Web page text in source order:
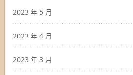
2023 年 5 月
2023 年 4 月
2023 年 3 月